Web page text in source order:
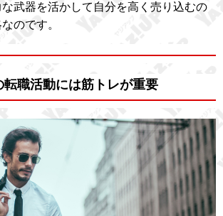
武器を活かして自分を高く売り込むの
のです。
職活動には筋トレが重要